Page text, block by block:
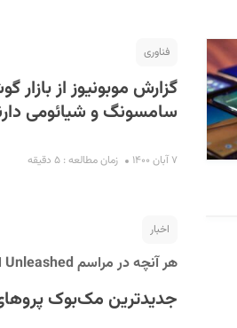
فناوری
سامسونگ و شیائومی
۷ آبان ۱۴۰۰ زمان مطالعه : ۵ دقیقه
اخبار
هر آنچه در مراسم Unleashed اپل اتفاق افتاد؛
جدید‌ترین مک‌بوک